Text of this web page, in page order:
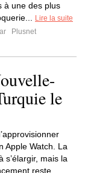
à une des plus
Lire la suite
Plusnet
le
Apple Watch. La
s’élargir, mais la
reste